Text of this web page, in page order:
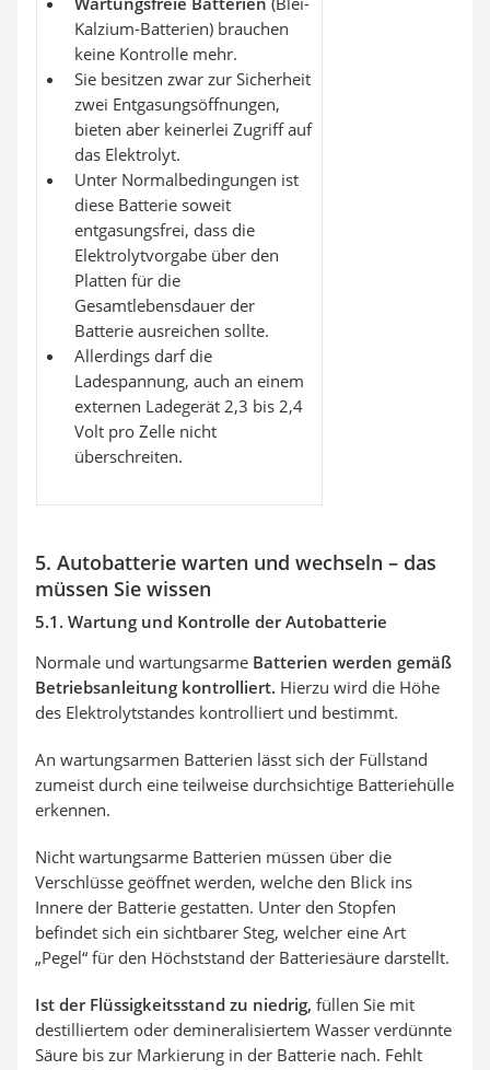
Kalzium-Batterien) brauchen
keine Kontrolle mehr.
Sie besitzen zwar zur Sicherheit
zwei Entgasungsöffnungen,
bieten aber keinerlei Zugriff auf
das Elektrolyt.
Unter Normalbedingungen ist
diese Batterie soweit
entgasungsfrei, dass die
Elektrolytvorgabe über den
Platten für die
Gesamtlebensdauer der
Batterie ausreichen sollte.
Allerdings darf die
Ladespannung, auch an einem
externen Ladegerät 2,3 bis 2,4
Volt pro Zelle nicht
überschreiten.
5. Autobatterie warten und wechseln – das
müssen Sie wissen
5.1. Wartung und Kontrolle der Autobatterie
Normale und wartungsarme Batterien werden gemäß
Betriebsanleitung kontrolliert. Hierzu wird die Höhe
des Elektrolytstandes kontrolliert und bestimmt.
An wartungsarmen Batterien lässt sich der Füllstand
zumeist durch eine teilweise durchsichtige Batteriehülle
erkennen.
Nicht wartungsarme Batterien müssen über die
Verschlüsse geöffnet werden, welche den Blick ins
Innere der Batterie gestatten. Unter den Stopfen
befindet sich ein sichtbarer Steg, welcher eine Art
„Pegel“ für den Höchststand der Batteriesäure darstellt.
Ist der Flüssigkeitsstand zu niedrig, füllen Sie mit
destilliertem oder demineralisiertem Wasser verdünnte
Säure bis zur Markierung in der Batterie nach. Fehlt